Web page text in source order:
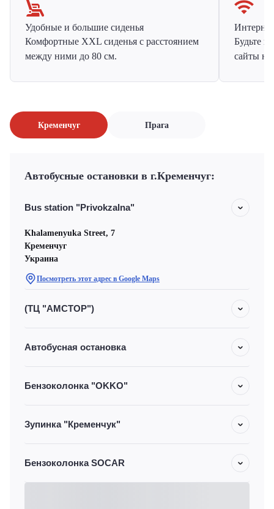
Удобные и большие сиденья
Комфортные XXL сиденья с расстоянием
между ними до 80 см.
Будьте
сайты на
Кременчуг Прага
Автобусные остановки в г.Кременчуг:
Bus station "Privokzalna"
Khalamenyuka Street, 7
Кременчуг
Украина
Посмотреть этот адрес в Google Maps
(ТЦ "АМСТОР")
Автобусная остановка
Бензоколонка "OKKO"
Зупинка "Кременчук"
Бензоколонка SOCAR